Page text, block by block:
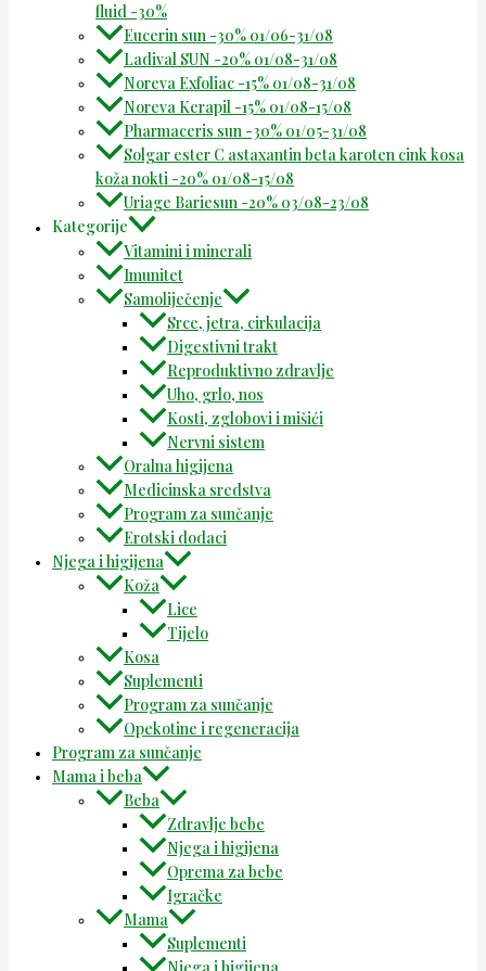
fluid -30%
Eucerin sun -30% 01/06-31/08
Ladival SUN -20% 01/08-31/08
Noreva Exfoliac -15% 01/08-31/08
Noreva Kerapil -15% 01/08-15/08
Pharmaceris sun -30% 01/05-31/08
Solgar ester C astaxantin beta karoten cink kosa
koža nokti -20% 01/08-15/08
Uriage Bariesun -20% 03/08-23/08
Kategorije
Vitamini i minerali
Imunitet
Samoliječenje
Srce, jetra, cirkulacija
Digestivni trakt
Reproduktivno zdravlje
Uho, grlo, nos
Kosti, zglobovi i mišići
Nervni sistem
Oralna higijena
Medicinska sredstva
Program za sunčanje
Erotski dodaci
Njega i higijena
Koža
Lice
Tijelo
Kosa
Suplementi
Program za sunčanje
Opekotine i regeneracija
Program za sunčanje
Mama i beba
Beba
Zdravlje bebe
Njega i higijena
Oprema za bebe
Igračke
Mama
Suplementi